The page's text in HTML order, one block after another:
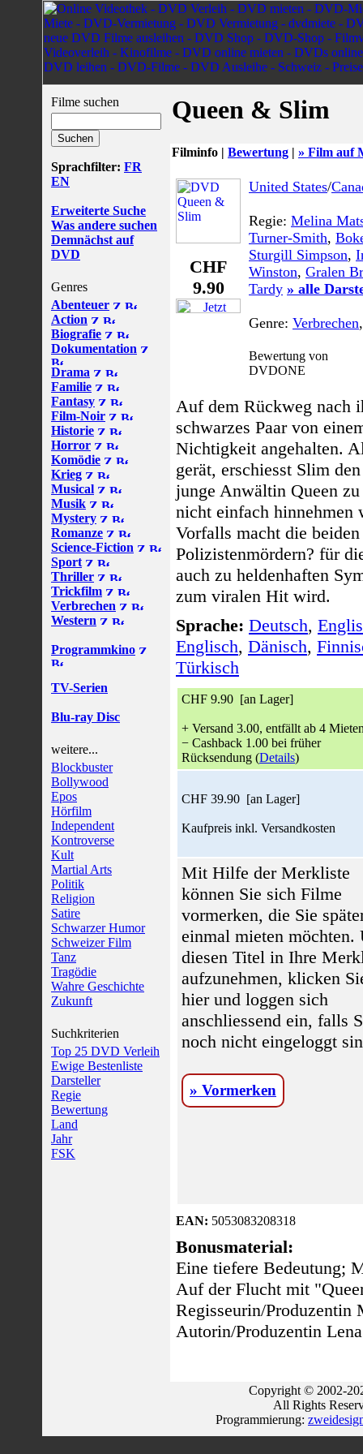
Filme suchen
Sprachfilter: FR
EN
Erweiterte Suche
Was andere suchen
Demnächst auf
DVD
Genres
Abenteuer
Action
Biografie
Dokumentation
Drama
Familie
Fantasy
Film-Noir
Historie
Horror
Komödie
Krieg
Musical
Musik
Mystery
Romanze
Science-Fiction
Sport
Thriller
Trickfilm
Verbrechen
Western
Programmkino
TV-Serien
Blu-ray Disc
weitere...
Blockbuster
Bollywood
Epos
Hörfilm
Independent
Kontroverse
Kult
Martial Arts
Politik
Religion
Satire
Schwarzer Humor
Schweizer Film
Tanz
Tragödie
Wahre Geschichte
Zukunft
Suchkriterien
Top 25 DVD Verleih
Ewige Bestenliste
Darsteller
Regie
Bewertung
Land
Jahr
FSK
Queen & Slim
Filminfo | Bewertung | » Film auf
CHF
9.90
United States/
Regie: Melina
Turner-Smith,
Sturgill Simpson,
Winston, Gralen
Tardy » alle
Genre: Verbrechen
Bewertung von
DVDONE
Auf dem Rückweg nach
schwarzes Paar von
Nichtigkeit angehalten.
gerät, erschiesst Slim
junge Anwältin Queen
nicht einfach hinnehmen
Vorfalls macht die
Polizistenmördern? für
auch zu heldenhaften
zum viralen Hit wird.
Sprache: Deutsch,
Englisch, Dänisch,
Türkisch
CHF 9.90 [an Lager]
+ Versand 3.00, entfällt ab 4
− Cashback 1.00 bei früher
Rücksendung (Details)
CHF 39.90 [an Lager]
Kaufpreis inkl. Versandkosten
Mit Hilfe der Merkliste
können Sie sich Filme
vormerken, die Sie
einmal mieten möchten.
diesen Titel in Ihre
aufzunehmen, klicken
hier und loggen sich
anschliessend ein, falls
noch nicht eingeloggt
» Vormerken
EAN: 5053083208318
Bonusmaterial:
Eine tiefere Bedeutung;
Auf der Flucht mit
Regisseurin/Produzentin
Autorin/Produzentin
Copyright © 2002-
All Rights
Programmierung: